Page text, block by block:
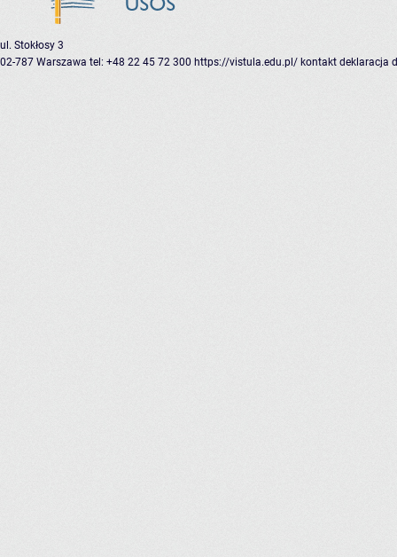
ul. Stokłosy 3
02-787 Warszawa tel: +48 22 45 72 300 https://vistula.edu.pl/ kontakt deklaracja